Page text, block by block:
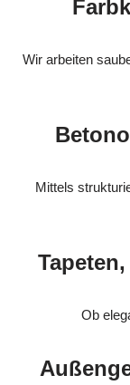
Wir arbeiten
Mittels
Ob